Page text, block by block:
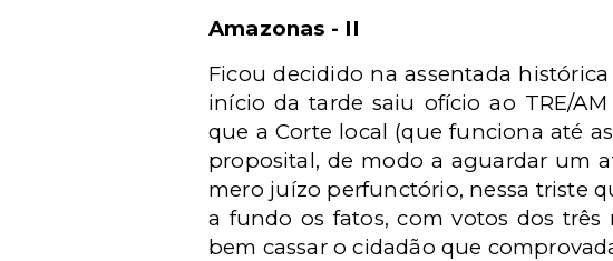
Amazonas - II
Ficou decidido na assentada
início da tarde saiu ofício ao TRE/
que a Corte local (que funciona até
proposital, de modo a aguardar um
mero juízo perfunctório, nessa triste
a fundo os fatos, com votos dos
bem cassar o cidadão que